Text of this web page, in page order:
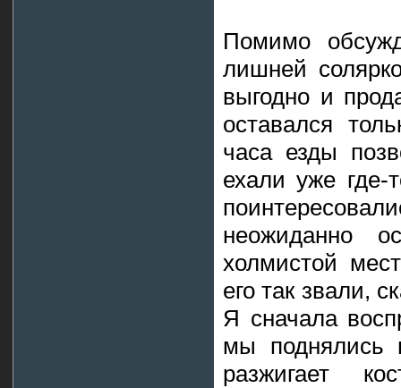
Помимо
лишней
выгодно и
оставался
часа езды
ехали уже
неожиданно
холмистой
его так звали,
Я сначала
мы поднялись
разжигает